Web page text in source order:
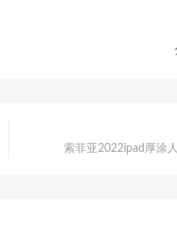
索菲亚2022ipad厚涂